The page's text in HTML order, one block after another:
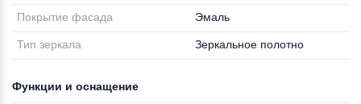
Покрытие фасада Эмаль
Тип зеркала Зеркальное полотно
Функции и оснащение